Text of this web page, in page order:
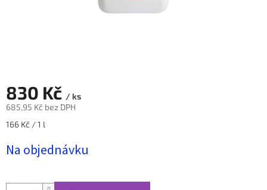
830 Kč / ks
685,95 Kč bez DPH
Měrná
166 Kč / 1 l
Na objednávku